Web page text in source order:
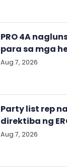
PRO 4A
para sa mga
Aug 7, 2026
Party list rep
direktiba ng
Aug 7, 2026